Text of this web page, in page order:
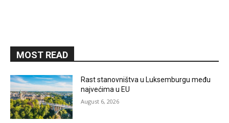
MOST READ
Rast stanovništva u Luksemburgu među
najvećima u EU
August 6, 2026